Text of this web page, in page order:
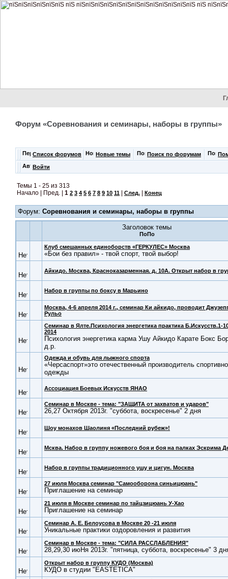
Форум «Соревнования и семинары, наборы в группы»
Список форумов Новые темы Поиск по форумам
Войти
Темы 1 - 25 из 313
Начало | Пред. | 1 2 3 4 5 6 7 8 9 10 11 След. Конец
Форум: Соревнования и семинары, наборы в группы
Заголовок темы
Клуб смешанных единоборств «ГЕРКУЛЕС» Москва
«Бои без правил» - твой спорт, твой выбор!
Айкидо. Москва, Красноказарменная. д. 10А. Открыт набор в
Набор в группы по боксу в Марьино
Москва, 4-6 апреля 2014 г., семинар Ки айкидо, проводит
Рульо
Семинар в Ялте.Психология энергетика практика Б.Искусств.1-
2014
Психология энергетика карма Ушу Айкидо Карате Бокс
д.р.
Одежда и обувь для лыжного спорта
«Черсаспорт»это отечественный производитель
одежды
Ассоциация Боевых Искусств ЯНАО
Семинар в Москве - тема: "ЗАЩИТА от захватов и ударов"
26,27 Октября 2013г. "суббота, воскресенье" 2 дня
Шоу монахов Шаолиня «Последний рубеж»!
Мсква. Набор в группу ножевого боя и боя на палках Эскрима
Набор в группы традиционного ушу и цигун. Москва
27 июля Москва семинар "Самооборона синьицюань"
Приглашение на семинар
21 июля в Москве семинар по тайцзицюань У-Хао
Приглашение на семинар
Семинар А. Е. Белоусова в Москве 20 -21 июля
Уникальные практики оздоровления и развития
Семинар в Москве - тема: "СИЛА РАССЛАБЛЕНИЯ"
28,29,30 июНя 2013г. "пятница, суббота, воскресенье" 3
Открыт набор в группу КУДО (Москва)
КУДО в студии "EASTETICA"